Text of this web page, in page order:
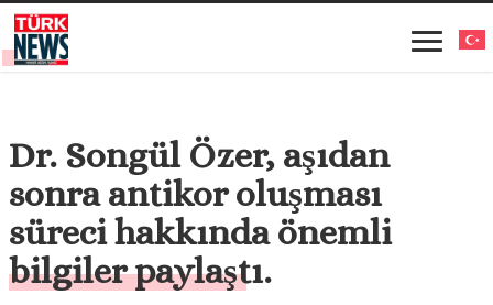
Dr. Songül Özer, aşıdan
sonra antikor oluşması
süreci hakkında önemli
bilgiler paylaştı.